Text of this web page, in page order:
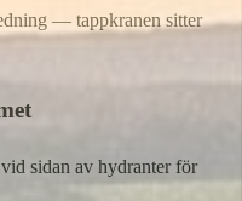
— tappkranen sitter
sidan av hydranter för